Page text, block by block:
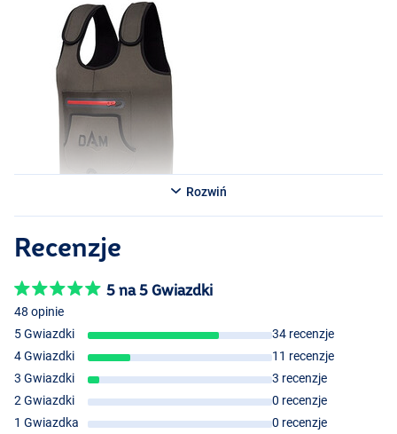
Rozwiń
Recenzje
5 na 5 Gwiazdki
48 opinie
5 Gwiazdki
34 recenzje
4 Gwiazdki
11 recenzje
3 Gwiazdki
3 recenzje
2 Gwiazdki
0 recenzje
1 Gwiazdka
0 recenzje